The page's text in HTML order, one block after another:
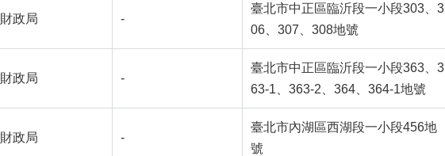
財政局 -
臺北市中正區臨沂段一小段303、3
06、307、308地號
財政局 -
臺北市中正區臨沂段一小段363、3
63-1、363-2、364、364-1地號
財政局 -
臺北市內湖區西湖段一小段456地
號